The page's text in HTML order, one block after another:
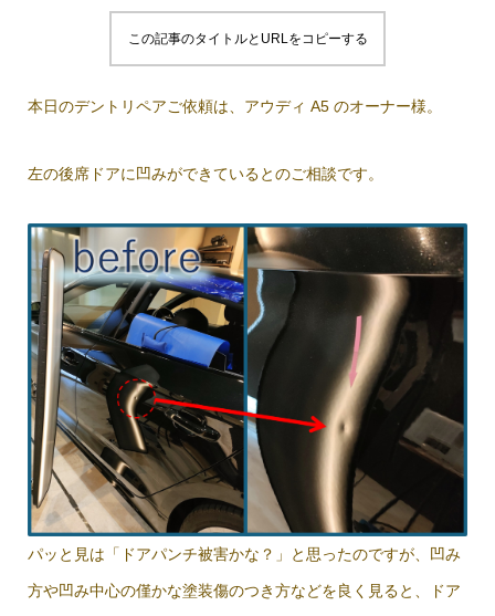
この記事のタイトルとURLをコピーする
本日のデントリペアご依頼は、アウディ A5 のオーナー様。
左の後席ドアに凹みができているとのご相談です。
パッと見は「ドアパンチ被害かな？」と思ったのですが、凹み
方や凹み中心の僅かな塗装傷のつき方などを良く見ると、ドア